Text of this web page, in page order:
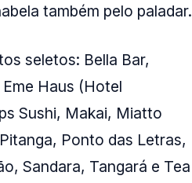
também pelo paladar.
seletos: Bella Bar,
Haus (Hotel
Sushi, Makai, Miatto
Ponto das Letras,
Sandara, Tangará e Tea